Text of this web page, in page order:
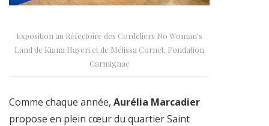
Exposition au Réfectoire des Cordeliers No Woman’s
Land de Kiana Hayeri et de Mélissa Cornet. Fondation
Carmignac
Comme chaque année, Aurélia Marcadier
propose en plein cœur du quartier Saint